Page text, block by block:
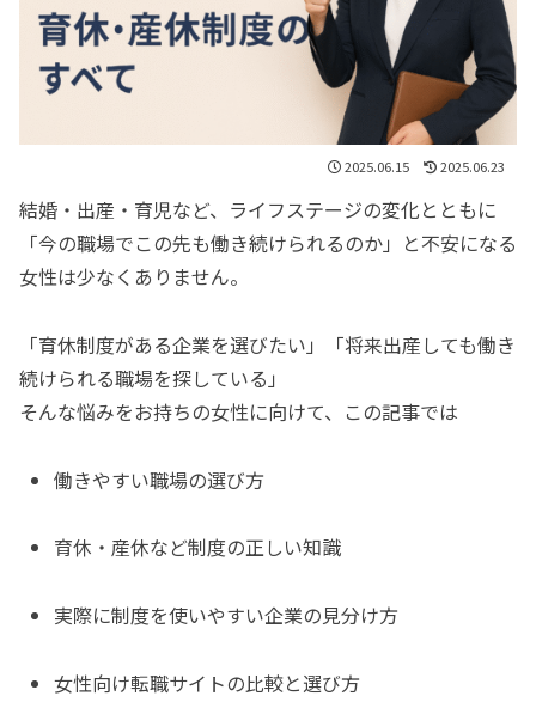
2025.06.15 2025.06.23
結婚・出産・育児など、ライフステージの変化とともに
「今の職場でこの先も働き続けられるのか」と不安になる
女性は少なくありません。
「育休制度がある企業を選びたい」「将来出産しても働き
続けられる職場を探している」
そんな悩みをお持ちの女性に向けて、この記事では
働きやすい職場の選び方
育休・産休など制度の正しい知識
実際に制度を使いやすい企業の見分け方
女性向け転職サイトの比較と選び方